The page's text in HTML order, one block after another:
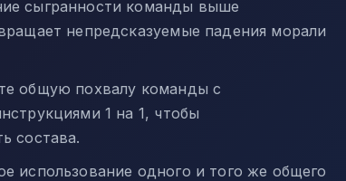
сыгранности команды выше
непредсказуемые падения морали
общую похвалу команды с
1 на 1, чтобы
состава.
использование одного и того же общего